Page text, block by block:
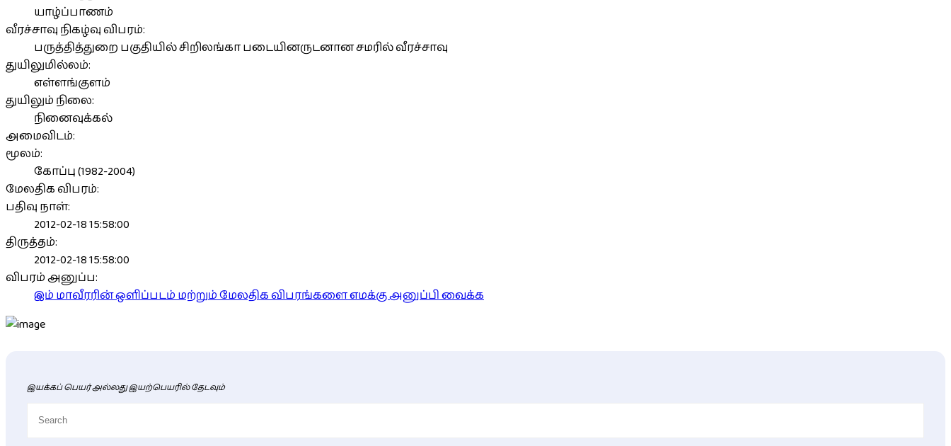
யாழ்ப்பாணம்
வீரச்சாவு நிகழ்வு விபரம்:
பருத்தித்துறை பகுதியில் சிறிலங்கா படையினருடனான சமரில் வீரச்சாவு
துயிலுமில்லம்:
எள்ளங்குளம்
துயிலும் நிலை:
நினைவுக்கல்
அமைவிடம்:
மூலம்:
கோப்பு (1982-2004)
மேலதிக விபரம்:
பதிவு நாள்:
2012-02-18 15:58:00
திருத்தம்:
2012-02-18 15:58:00
விபரம் அனுப்ப:
இம் மாவீரரின் ஒளிப்படம் மற்றும் மேலதிக விபரங்களை எமக்கு அனுப்பி வைக்க
இயக்கப் பெயர் அல்லது இயற்பெயரில் தேடவும்